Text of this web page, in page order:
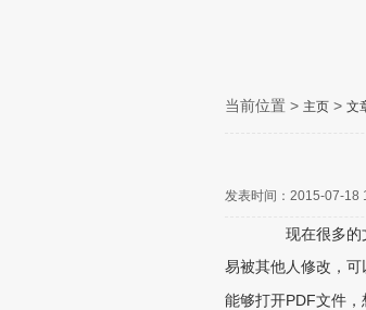
当前位置 > 主页 > 文
发表时间：2015-07-18
现在很多的文
易被其他人修改，
能够打开PDF文件